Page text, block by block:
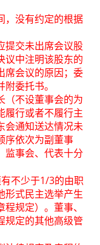
，没有约定的根据
提交未出席会议股
议中注明该股东的
席会议的原因；委
委托书。
（不设董事会的为
履行或者不履行主
会通知送达情况未
序依次为副董事
监事会、代表十分
不少于1/3的由职
形式民主选举产生
规定）。 董事、
规定的其他高级管